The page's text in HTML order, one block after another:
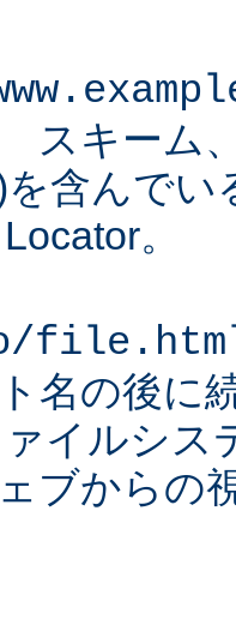
スキーム
含んでい
。
名の後に
イルシス
ブからの